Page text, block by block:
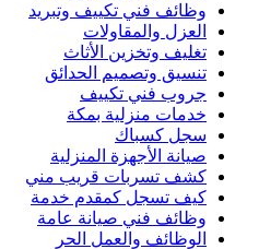
وظائف فني تكييف وتبريد
العزل والمقاولات
تغليف وتخزين الأثاث
تنسيق وتصميم الحدائق
جروب فني تكييف
خدمات منزلية بمكة
سجل كسباك
صيانة الأجهزة المنزلية
كشف تسربات قريب مني
كيف تسجل كمقدم خدمة
وظائف فني صيانة عامة
الوظائف والعمل الحر